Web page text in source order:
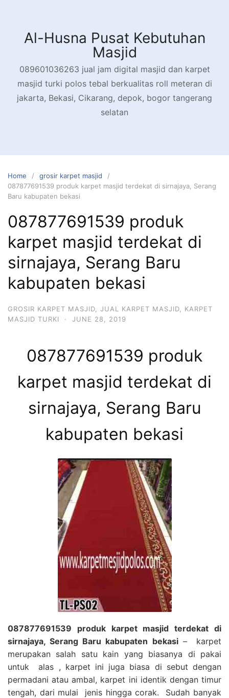
contentAl-Husna Pusat Kebutuhan
Masjid
089601036263 jual jam digital masjid dan karpet
masjid turki polos tebal berkualitas roll meteran di
jakarta, Bekasi, Cikarang, depok, bogor tangerang
selatan
Home
grosir karpet masjid
087877691539 produk karpet masjid terdekat di sirnajaya, Serang
Baru kabupaten bekasi
087877691539 produk
karpet masjid terdekat di
sirnajaya, Serang Baru
kabupaten bekasi
GROSIR KARPET MASJID JUAL KARPET MASJID
KARPET
MASJID TURKI
· JUNE 28, 2019
087877691539 produk
karpet masjid terdekat di
sirnajaya, Serang Baru
kabupaten bekasi
087877691539 produk karpet masjid terdekat di
sirnajaya, Serang Baru kabupaten bekasi– karpet
merupakan salah satu kain yang biasanya di pakai
untuk alas , karpet ini juga biasa di sebut dengan
permadani atau ambal, karpet ini identik dengan timur
tengah, dari mulai jenis hingga corak. Sudah banyak